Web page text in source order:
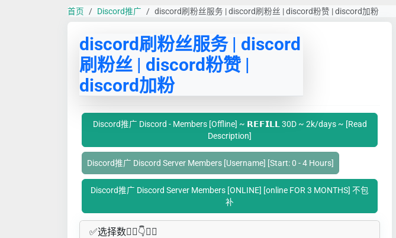
首页 Discord推广 discord刷粉丝服务 | discord刷粉丝 | discord粉赞 | discord加粉
discord刷粉丝服务 | discord
刷粉丝 | discord粉赞 |
discord加粉
Discord推广 Discord - Members [Offline] ~ 𝗥𝗘𝗙𝗜𝗟𝗟 30D ~ 2k/days ~ [Read
Description]
Discord推广 Discord Server Members [Username] [Start: 0 - 4 Hours]
Discord推广 Discord Server Members [ONLINE] [online FOR 3 MONTHS] 不包
补
✅​选择数👇🏻​​👇👇🏻​​